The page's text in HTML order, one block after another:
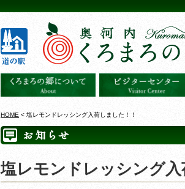
HOME < 塩レモンドレッシング入荷しました！！
塩レモンドレッシング入